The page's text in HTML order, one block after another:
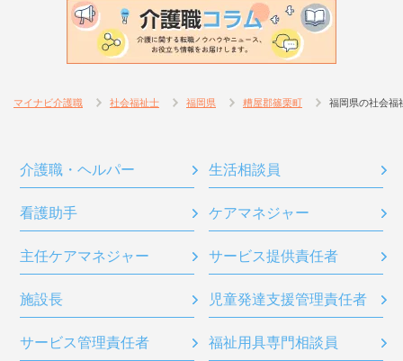
マイナビ介護職 社会福祉士 福岡県 糟屋郡篠栗町 福岡県の社会福
介護職・ヘルパー 生活相談員
看護助手 ケアマネジャー
主任ケアマネジャー サービス提供責任者
施設長 児童発達支援管理責任者
サービス管理責任者 福祉用具専門相談員